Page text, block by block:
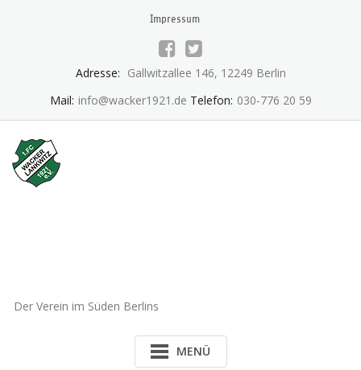
Impressum
Adresse: Gallwitzallee 146, 12249 Berlin
Mail: info@wacker1921.de Telefon: 030-776 20 59
Der Verein im Süden Berlins
MENÜ